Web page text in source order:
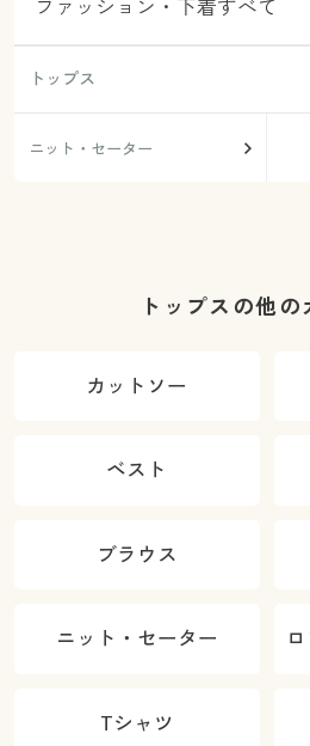
ファッション・下着すべて
トップス
ニット・セーター
トップスの他の
カットソー
ベスト
ブラウス
ニット・セーター
Tシャツ